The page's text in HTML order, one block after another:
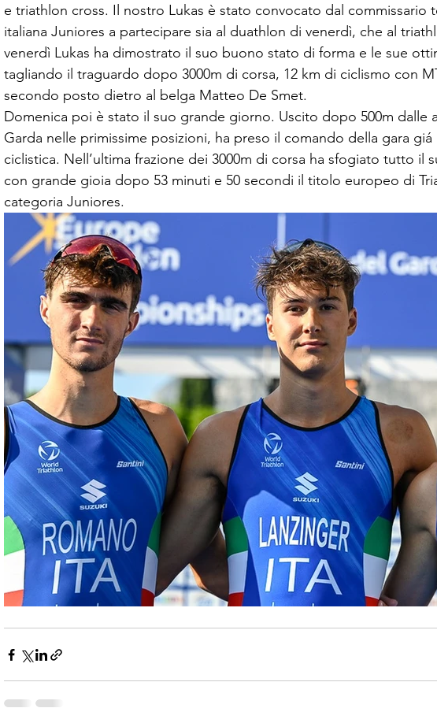
e triathlon cross. Il nostro Lukas è stato convocato dal commissario
italiana Juniores a partecipare sia al duathlon di venerdì, che al
venerdì Lukas ha dimostrato il suo buono stato di forma e le sue
tagliando il traguardo dopo 3000m di corsa, 12 km di ciclismo con
secondo posto dietro al belga Matteo De Smet.
Domenica poi è stato il suo grande giorno. Uscito dopo 500m dalle
Garda nelle primissime posizioni, ha preso il comando della gara giá
ciclistica. Nell’ultima frazione dei 3000m di corsa ha sfogiato tutto il
con grande gioia dopo 53 minuti e 50 secondi il titolo europeo di
categoria Juniores.